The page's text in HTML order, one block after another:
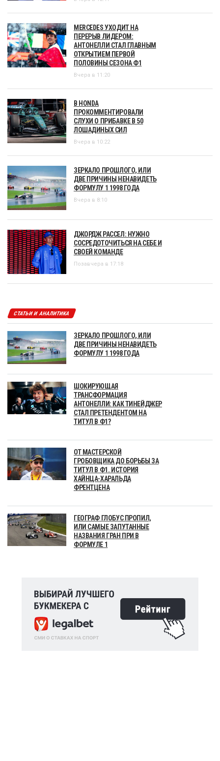
MERCEDES УХОДИТ НА
ПЕРЕРЫВ ЛИДЕРОМ:
АНТОНЕЛЛИ СТАЛ ГЛАВНЫМ
ОТКРЫТИЕМ ПЕРВОЙ
ПОЛОВИНЫ СЕЗОНА Ф1
Вчера в 11:20
В HONDA
ПРОКОММЕНТИРОВАЛИ
СЛУХИ О ПРИБАВКЕ В 50
ЛОШАДИНЫХ СИЛ
Вчера в 10:22
ЗЕРКАЛО ПРОШЛОГО, ИЛИ
ДВЕ ПРИЧИНЫ НЕНАВИДЕТЬ
ФОРМУЛУ 1 1998 ГОДА
Вчера в 8:10
ДЖОРДЖ РАССЕЛ: НУЖНО
СОСРЕДОТОЧИТЬСЯ НА СЕБЕ И
СВОЕЙ КОМАНДЕ
Позавчера в 17:18
СТАТЬИ И АНАЛИТИКА
ЗЕРКАЛО ПРОШЛОГО, ИЛИ
ДВЕ ПРИЧИНЫ НЕНАВИДЕТЬ
ФОРМУЛУ 1 1998 ГОДА
ШОКИРУЮЩАЯ
ТРАНСФОРМАЦИЯ
АНТОНЕЛЛИ: КАК ТИНЕЙДЖЕР
СТАЛ ПРЕТЕНДЕНТОМ НА
ТИТУЛ В Ф1?
ОТ МАСТЕРСКОЙ
ГРОБОВЩИКА ДО БОРЬБЫ ЗА
ТИТУЛ В Ф1. ИСТОРИЯ
ХАЙНЦА-ХАРАЛЬДА
ФРЕНТЦЕНА
ГЕОГРАФ ГЛОБУС ПРОПИЛ,
ИЛИ САМЫЕ ЗАПУТАННЫЕ
НАЗВАНИЯ ГРАН ПРИ В
ФОРМУЛЕ 1